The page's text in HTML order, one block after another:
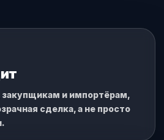
и импортёрам,
сделка, а не просто